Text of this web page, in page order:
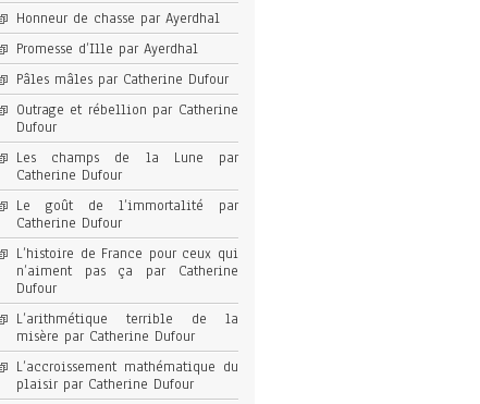
Honneur de chasse par Ayerdhal
Promesse d’Ille par Ayerdhal
Pâles mâles par Catherine Dufour
Outrage et rébellion par Catherine
Dufour
Les champs de la Lune par
Catherine Dufour
Le goût de l’immortalité par
Catherine Dufour
L’histoire de France pour ceux qui
n’aiment pas ça par Catherine
Dufour
L’arithmétique terrible de la
misère par Catherine Dufour
L’accroissement mathématique du
plaisir par Catherine Dufour